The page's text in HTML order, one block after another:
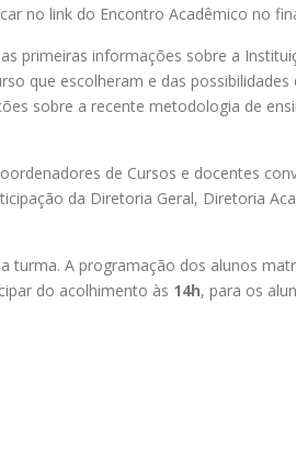
no link do Encontro Acadêmico no
primeiras informações sobre a
que escolheram e das possibilidades
sobre a recente metodologia de
de Cursos e docentes
da Diretoria Geral, Diretoria
turma. A programação dos alunos
do acolhimento às 14h, para os